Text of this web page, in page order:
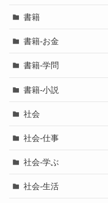
書籍
書籍-お金
書籍-学問
書籍-小説
社会
社会-仕事
社会-学ぶ
社会-生活